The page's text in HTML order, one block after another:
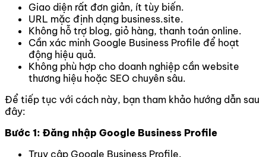
Giao diện rất đơn giản, ít tùy biến.
URL mặc định dạng business.site.
Không hỗ trợ blog, giỏ hàng, thanh toán online.
Cần xác minh Google Business Profile để hoạt
động hiệu quả.
Không phù hợp cho doanh nghiệp cần website
thương hiệu hoặc SEO chuyên sâu.
Để tiếp tục với cách này, bạn tham khảo hướng dẫn sau
đây:
Bước 1: Đăng nhập Google Business Profile
Truy cập Google Business Profile.